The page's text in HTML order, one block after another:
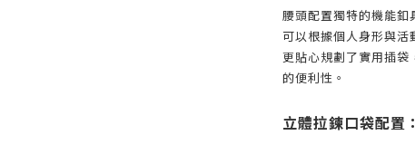
腰頭配置獨特的機能
可以根據個人身形與
更貼心規劃了實用插
的便利性。
立體拉鍊口袋配置